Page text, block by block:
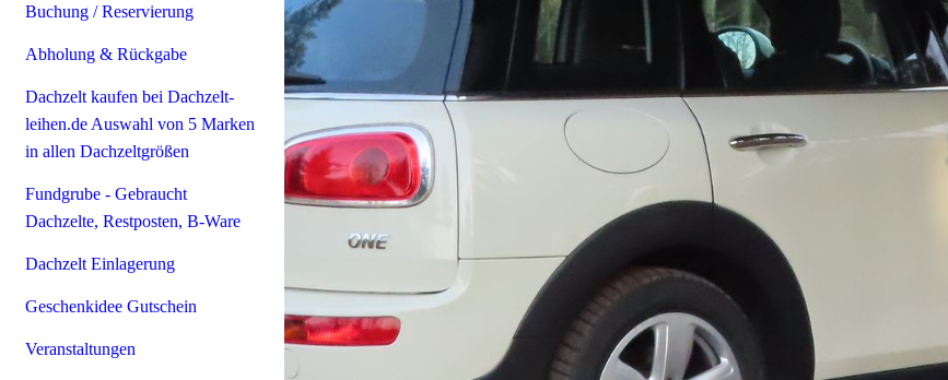
Buchung / Reservierung
Abholung & Rückgabe
Dachzelt kaufen bei Dachzelt-
leihen.de Auswahl von 5 Marken
in allen Dachzeltgrößen
Fundgrube - Gebraucht
Dachzelte, Restposten, B-Ware
Dachzelt Einlagerung
Geschenkidee Gutschein
Veranstaltungen